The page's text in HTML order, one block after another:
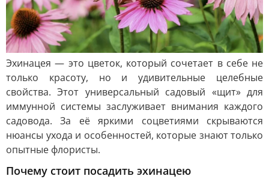
Эхинацея — это цветок, который сочетает в себе не
только красоту, но и удивительные целебные
свойства. Этот универсальный садовый «щит» для
иммунной системы заслуживает внимания каждого
садовода. За её яркими соцветиями скрываются
нюансы ухода и особенностей, которые знают только
опытные флористы.
Почему стоит посадить эхинацею